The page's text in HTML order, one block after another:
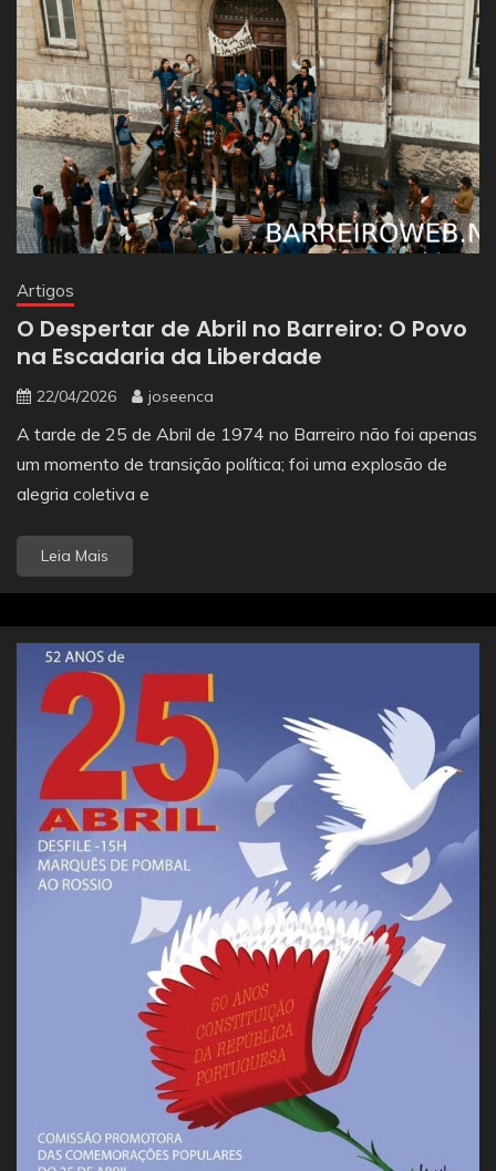
Artigos
O Despertar de Abril no Barreiro: O Povo
na Escadaria da Liberdade
22/04/2026 joseenca
A tarde de 25 de Abril de 1974 no Barreiro não foi apenas
um momento de transição política; foi uma explosão de
alegria coletiva e
Leia Mais